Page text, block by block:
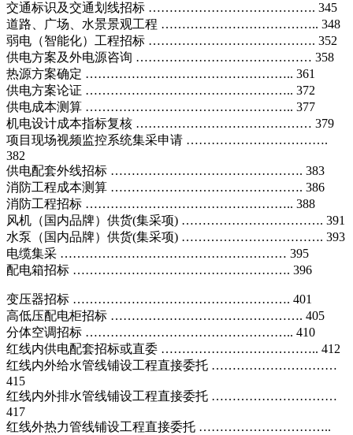
交通标识及交通划线招标 …………………………………. 345
道路、广场、水景景观工程 ……………………………….. 348
弱电（智能化）工程招标 …………………………………. 352
供电方案及外电源咨询 …………………………………… 358
热源方案确定 ………………………………………….. 361
供电方案论证 ………………………………………….. 372
供电成本测算 ………………………………………….. 377
机电设计成本指标复核 …………………………………… 379
项目现场视频监控系统集采申请 …………………………….
382
供电配套外线招标 ………………………………………. 383
消防工程成本测算 ………………………………………. 386
消防工程招标 ………………………………………….. 388
风机（国内品牌）供货(集采项) ……………………………. 391
水泵（国内品牌）供货(集采项) ……………………………. 393
电缆集采 ……………………………………………… 395
配电箱招标 ……………………………………………. 396
变压器招标 ……………………………………………. 401
高低压配电柜招标 ………………………………………. 405
分体空调招标 ………………………………………….. 410
红线内供电配套招标或直委 ……………………………….. 412
红线内外给水管线铺设工程直接委托 …………………………
415
红线内外排水管线铺设工程直接委托 …………………………
417
红线外热力管线铺设工程直接委托 …………………………..